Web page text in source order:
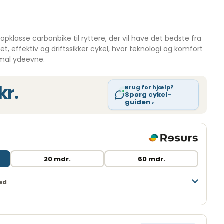
carbonbike til ryttere, der vil have det bedste fra
effektiv og driftssikker cykel, hvor teknologi og komfort
ydeevne.
Brug for hjælp?
Spørg cykel-
guiden ›
20 mdr. 60 mdr.